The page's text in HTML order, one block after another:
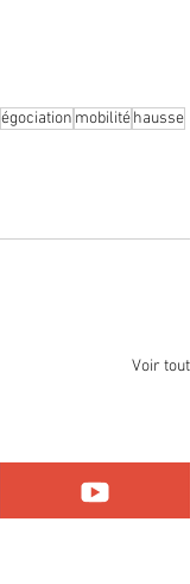
égociation mobilitéhausse
Voir tout